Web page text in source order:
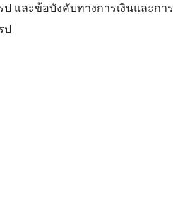
และข้อบังคับทางการเงินและกา
ป